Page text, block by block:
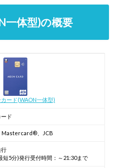
一体型)の概要
カード(WAON一体型)
ド
Mastercard®、JCB
短5分)発行受付時間：～21:30まで